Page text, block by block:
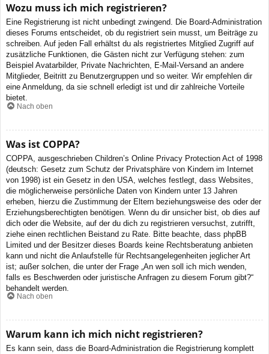
Wozu muss ich mich registrieren?
Eine Registrierung ist nicht unbedingt zwingend. Die Board-Administration
dieses Forums entscheidet, ob du registriert sein musst, um Beiträge zu
schreiben. Auf jeden Fall erhältst du als registriertes Mitglied Zugriff auf
zusätzliche Funktionen, die Gästen nicht zur Verfügung stehen: zum
Beispiel Avatarbilder, Private Nachrichten, E-Mail-Versand an andere
Mitglieder, Beitritt zu Benutzergruppen und so weiter. Wir empfehlen dir
eine Anmeldung, da sie schnell erledigt ist und dir zahlreiche Vorteile
bietet.
Nach oben
Was ist COPPA?
COPPA, ausgeschrieben Children’s Online Privacy Protection Act of 1998
(deutsch: Gesetz zum Schutz der Privatsphäre von Kindern im Internet
von 1998) ist ein Gesetz in den USA, welches festlegt, dass Websites,
die möglicherweise persönliche Daten von Kindern unter 13 Jahren
erheben, hierzu die Zustimmung der Eltern beziehungsweise des oder der
Erziehungsberechtigten benötigen. Wenn du dir unsicher bist, ob dies auf
dich oder die Website, auf der du dich zu registrieren versuchst, zutrifft,
ziehe einen rechtlichen Beistand zu Rate. Bitte beachte, dass phpBB
Limited und der Besitzer dieses Boards keine Rechtsberatung anbieten
kann und nicht die Anlaufstelle für Rechtsangelegenheiten jeglicher Art
ist; außer solchen, die unter der Frage „An wen soll ich mich wenden,
falls es Beschwerden oder juristische Anfragen zu diesem Forum gibt?“
behandelt werden.
Nach oben
Warum kann ich mich nicht registrieren?
Es kann sein, dass die Board-Administration die Registrierung komplett